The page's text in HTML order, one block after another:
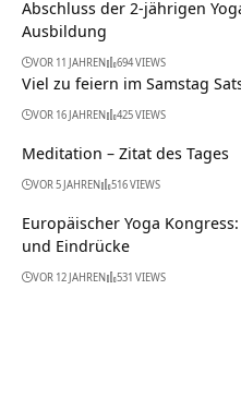
Abschluss der 2-jährigen
Ausbildung
VOR 11 JAHREN 694 VIEWS
Viel zu feiern im Samstag
VOR 16 JAHREN 425 VIEWS
Meditation – Zitat des Tages
VOR 5 JAHREN 516 VIEWS
Europäischer Yoga
und Eindrücke
VOR 12 JAHREN 531 VIEWS